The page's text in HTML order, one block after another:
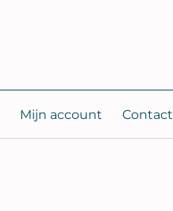
Mijn account Contact